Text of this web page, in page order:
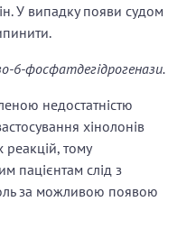
У випадку появи судом
6-фосфатдегідрогенази.
недостатністю
хінолонів
тому
пацієнтам слід з
за можливою появою